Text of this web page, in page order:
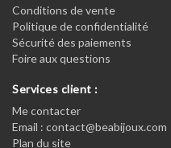
Conditions de vente
Politique de confidentialité
Sécurité des paiements
Foire aux questions
Services client :
Me contacter
Email : contact@beabijoux.com
Plan du site